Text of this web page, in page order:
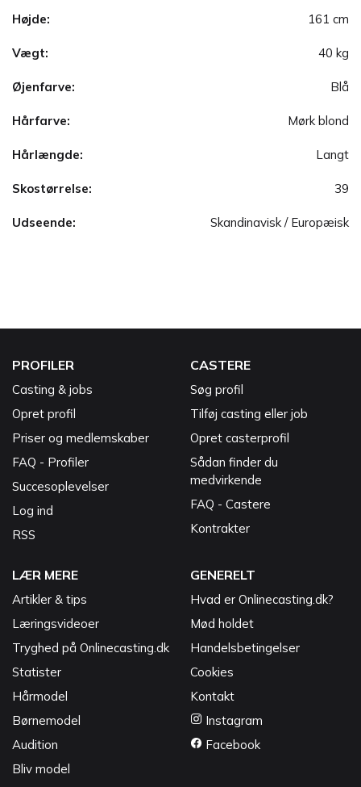
Højde: 161 cm
Vægt: 40 kg
Øjenfarve: Blå
Hårfarve: Mørk blond
Hårlængde: Langt
Skostørrelse: 39
Udseende: Skandinavisk / Europæisk
PROFILER
Casting & jobs
Opret profil
Priser og medlemskaber
FAQ - Profiler
Succesoplevelser
Log ind
RSS
CASTERE
Søg profil
Tilføj casting eller job
Opret casterprofil
Sådan finder du
medvirkende
FAQ - Castere
Kontrakter
LÆR MERE
Artikler & tips
Læringsvideoer
Tryghed på Onlinecasting.dk
Statister
Hårmodel
Børnemodel
Audition
Bliv model
GENERELT
Hvad er Onlinecasting.dk?
Mød holdet
Handelsbetingelser
Cookies
Kontakt
Instagram
Facebook